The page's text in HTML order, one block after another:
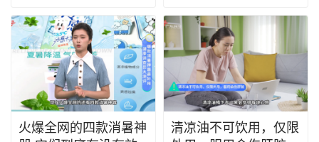
火爆全网的四款消暑神
清凉油不可饮用，仅限